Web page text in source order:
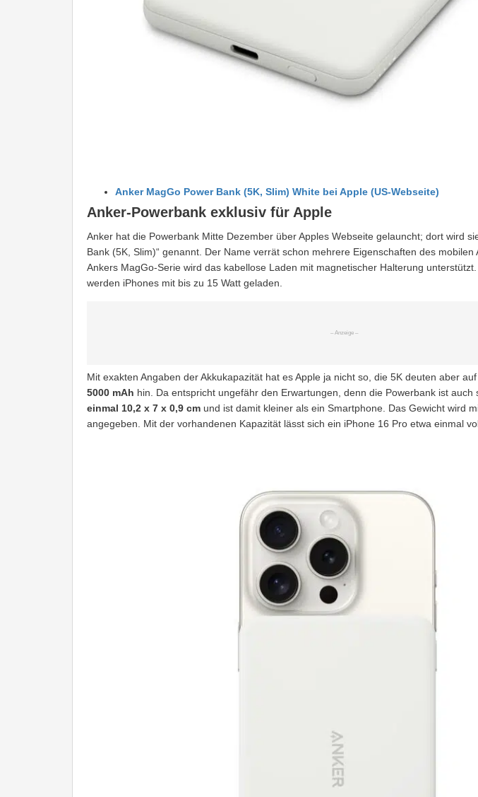
Anker MagGo Power Bank (5K, Slim) White bei Apple (US-Webseite)
Anker-Powerbank exklusiv für Apple
Anker hat die Powerbank Mitte Dezember über Apples Webseite gelauncht; dort wird
Bank (5K, Slim)“ genannt. Der Name verrät schon mehrere Eigenschaften des mobilen
Ankers MagGo-Serie wird das kabellose Laden mit magnetischer Halterung
werden iPhones mit bis zu 15 Watt geladen.
Mit exakten Angaben der Akkukapazität hat es Apple ja nicht so, die 5K deuten aber
5000 mAh hin. Da entspricht ungefähr den Erwartungen, denn die Powerbank ist auch
einmal 10,2 x 7 x 0,9 cm und ist damit kleiner als ein Smartphone. Das Gewicht wird
angegeben. Mit der vorhandenen Kapazität lässt sich ein iPhone 16 Pro etwa einmal